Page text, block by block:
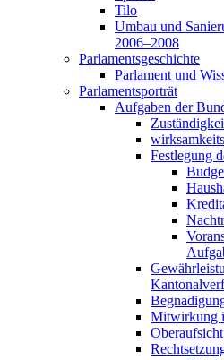
Tilo
Umbau und
2006–2008
Parlamentsgeschichte
Parlament und
Parlamentsporträt
Aufgaben der
Festlegung
Mitwirkung
Oberaufsicht